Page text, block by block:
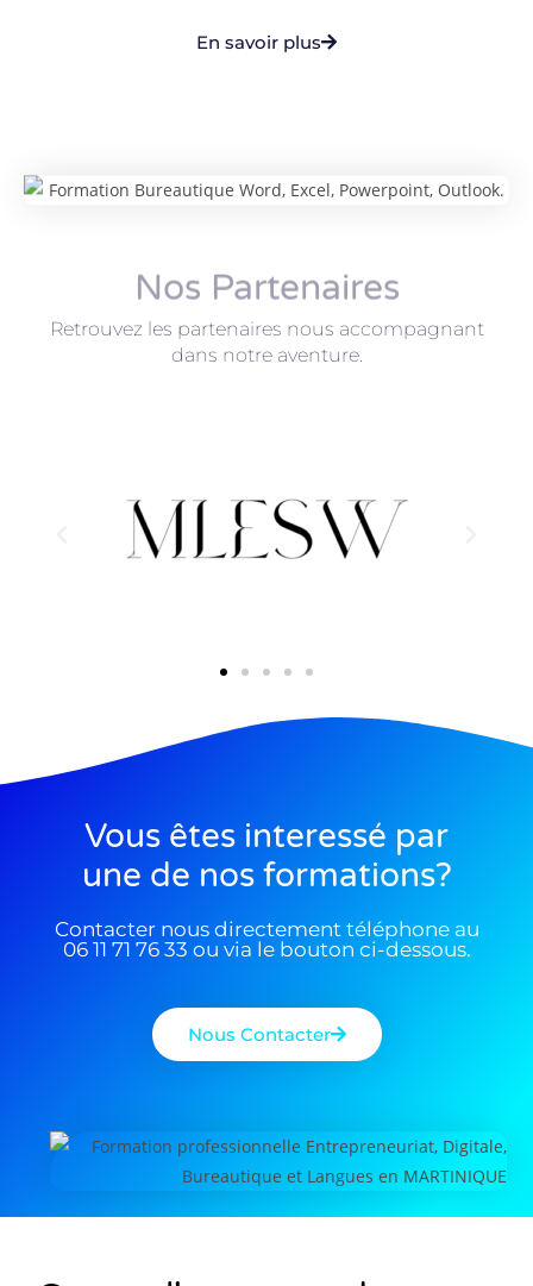
En savoir plus
Nos Partenaires
Retrouvez les partenaires nous accompagnant
dans notre aventure.
Vous êtes interessé par
une de nos formations?
Contacter nous directement téléphone au
06 11 71 76 33 ou via le bouton ci-dessous.
Nous Contacter